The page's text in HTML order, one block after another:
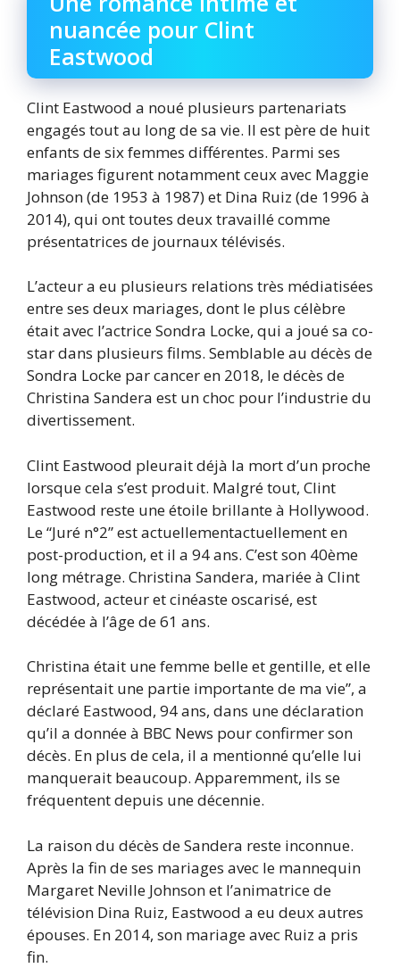
nuancée pour Clint
Eastwood
Clint Eastwood a noué plusieurs partenariats
engagés tout au long de sa vie. Il est père de huit
enfants de six femmes différentes. Parmi ses
mariages figurent notamment ceux avec Maggie
Johnson (de 1953 à 1987) et Dina Ruiz (de 1996 à
2014), qui ont toutes deux travaillé comme
présentatrices de journaux télévisés.
L’acteur a eu plusieurs relations très médiatisées
entre ses deux mariages, dont le plus célèbre
était avec l’actrice Sondra Locke, qui a joué sa co-
star dans plusieurs films. Semblable au décès de
Sondra Locke par cancer en 2018, le décès de
Christina Sandera est un choc pour l’industrie du
divertissement.
Clint Eastwood pleurait déjà la mort d’un proche
lorsque cela s’est produit. Malgré tout, Clint
Eastwood reste une étoile brillante à Hollywood.
Le “Juré n°2” est actuellementactuellement en
post-production, et il a 94 ans. C’est son 40ème
long métrage. Christina Sandera, mariée à Clint
Eastwood, acteur et cinéaste oscarisé, est
décédée à l’âge de 61 ans.
Christina était une femme belle et gentille, et elle
représentait une partie importante de ma vie”, a
déclaré Eastwood, 94 ans, dans une déclaration
qu’il a donnée à BBC News pour confirmer son
décès. En plus de cela, il a mentionné qu’elle lui
manquerait beaucoup. Apparemment, ils se
fréquentent depuis une décennie.
La raison du décès de Sandera reste inconnue.
Après la fin de ses mariages avec le mannequin
Margaret Neville Johnson et l’animatrice de
télévision Dina Ruiz, Eastwood a eu deux autres
épouses. En 2014, son mariage avec Ruiz a pris
fin.